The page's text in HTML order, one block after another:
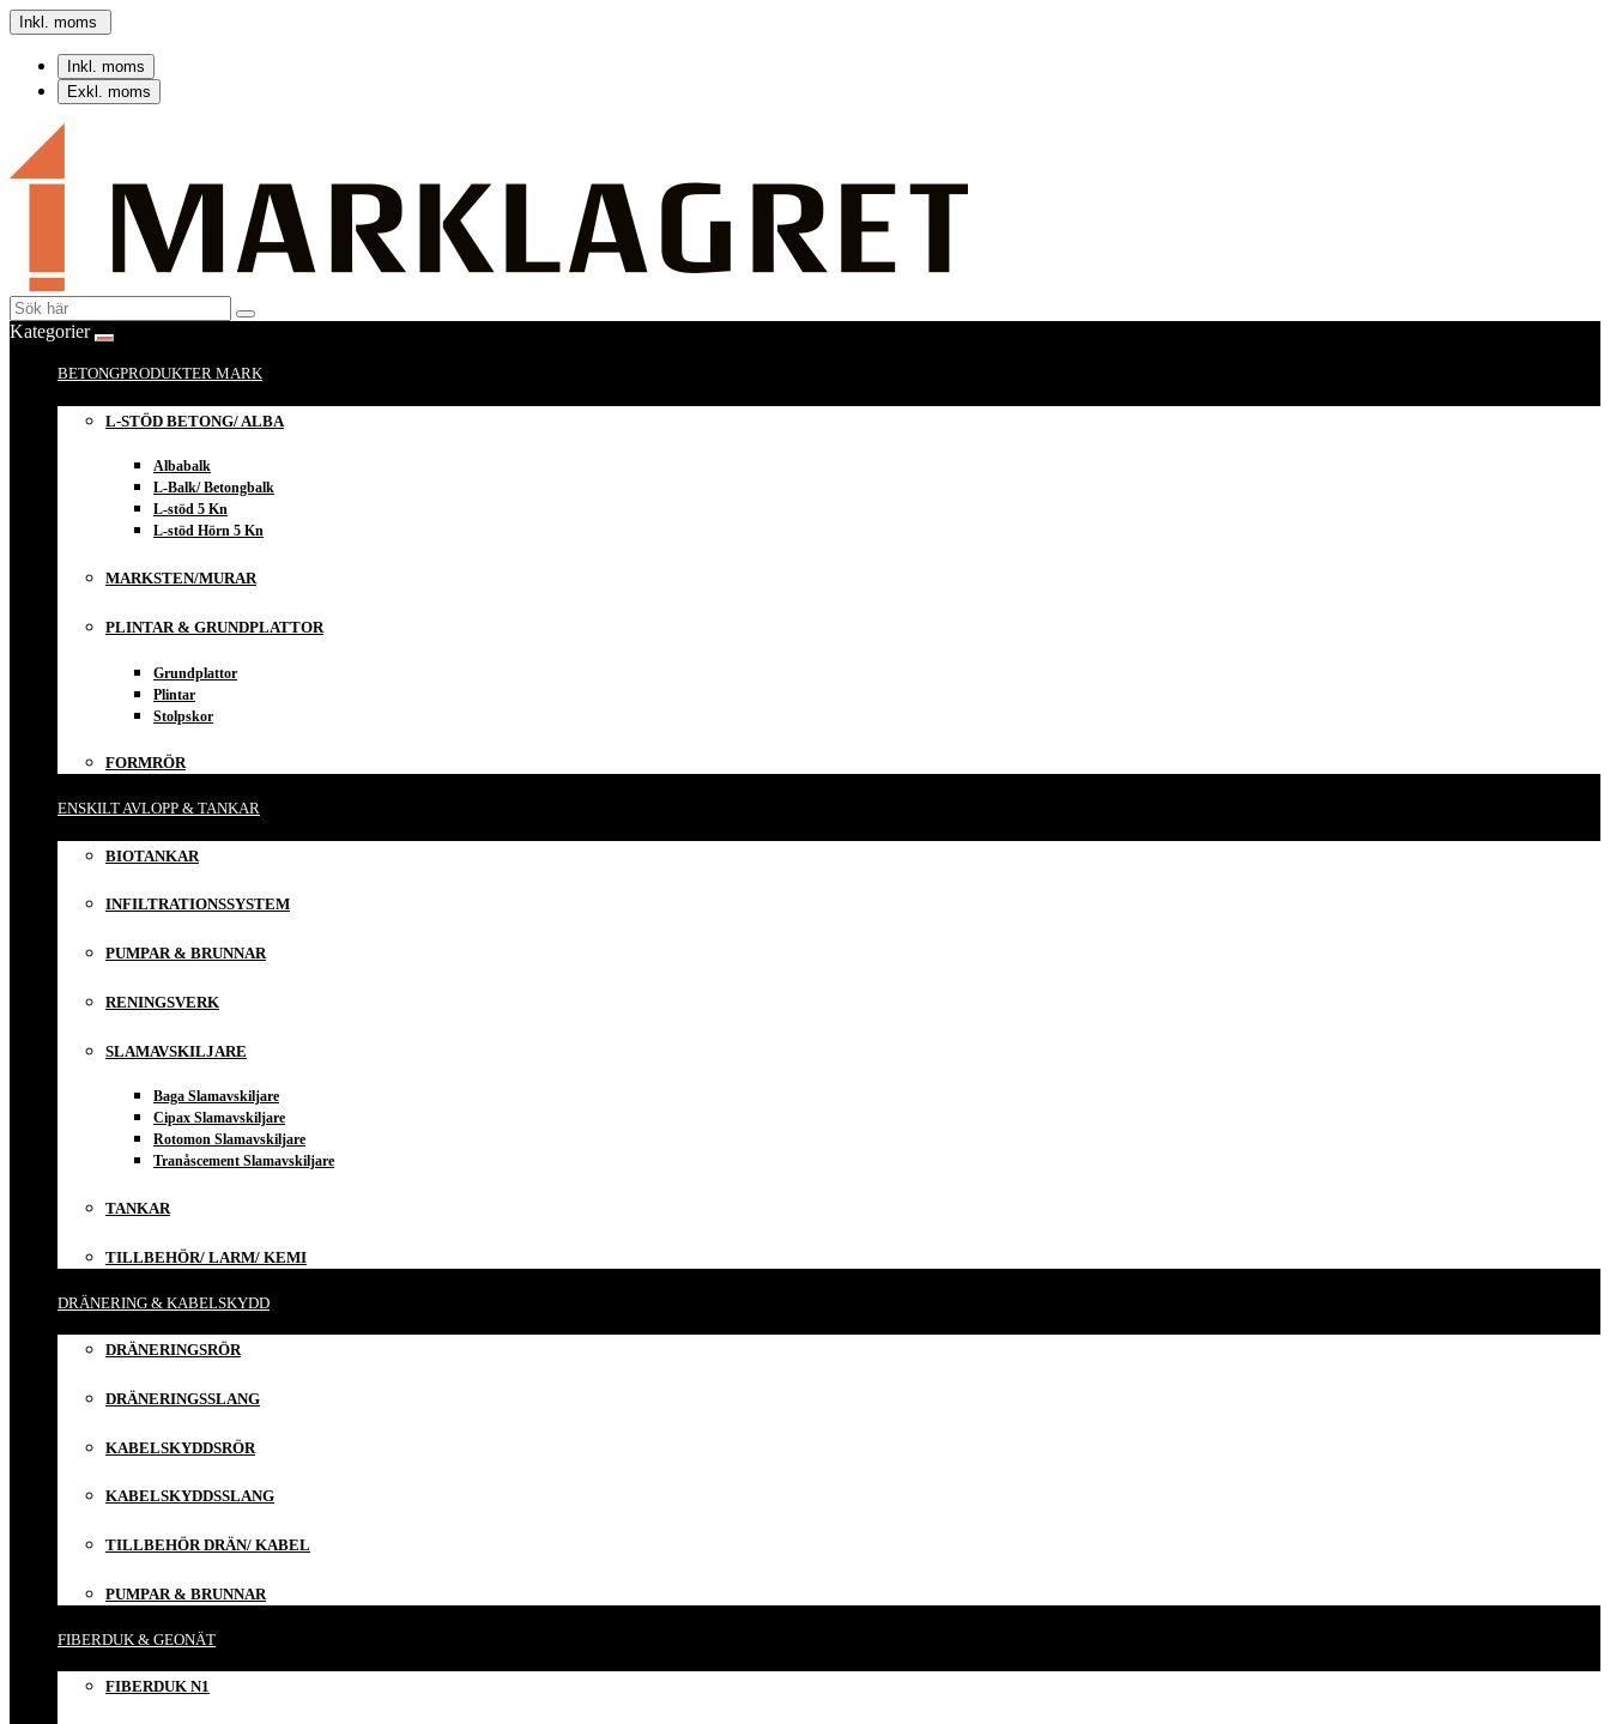
Inkl. moms
Inkl. moms
Exkl. moms
Kategorier
BETONGPRODUKTER MARK
L-STÖD BETONG/ ALBA
Albabalk
L-Balk/ Betongbalk
L-stöd 5 Kn
L-stöd Hörn 5 Kn
MARKSTEN/MURAR
PLINTAR & GRUNDPLATTOR
Grundplattor
Plintar
Stolpskor
FORMRÖR
ENSKILT AVLOPP & TANKAR
BIOTANKAR
INFILTRATIONSSYSTEM
PUMPAR & BRUNNAR
RENINGSVERK
SLAMAVSKILJARE
Baga Slamavskiljare
Cipax Slamavskiljare
Rotomon Slamavskiljare
Tranåscement Slamavskiljare
TANKAR
TILLBEHÖR/ LARM/ KEMI
DRÄNERING & KABELSKYDD
DRÄNERINGSRÖR
DRÄNERINGSSLANG
KABELSKYDDSRÖR
KABELSKYDDSSLANG
TILLBEHÖR DRÄN/ KABEL
PUMPAR & BRUNNAR
FIBERDUK & GEONÄT
FIBERDUK N1